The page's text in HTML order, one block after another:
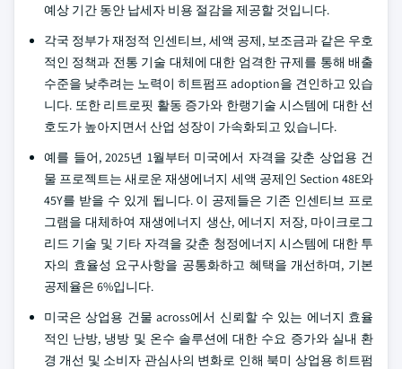
예상 기간 동안 납세자 비용 절감을 제공할 것입니다.
각국 정부가 재정적 인센티브, 세액 공제, 보조금과 같은 우호
적인 정책과 전통 기술 대체에 대한 엄격한 규제를 통해 배출
수준을 낮추려는 노력이 히트펌프 adoption을 견인하고 있습
니다. 또한 리트로핏 활동 증가와 한랭기술 시스템에 대한 선
호도가 높아지면서 산업 성장이 가속화되고 있습니다.
예를 들어, 2025년 1월부터 미국에서 자격을 갖춘 상업용 건
물 프로젝트는 새로운 재생에너지 세액 공제인 Section 48E와
45Y를 받을 수 있게 됩니다. 이 공제들은 기존 인센티브 프로
그램을 대체하여 재생에너지 생산, 에너지 저장, 마이크로그
리드 기술 및 기타 자격을 갖춘 청정에너지 시스템에 대한 투
자의 효율성 요구사항을 공통화하고 혜택을 개선하며, 기본
공제율은 6%입니다.
미국은 상업용 건물 across에서 신뢰할 수 있는 에너지 효율
적인 난방, 냉방 및 온수 솔루션에 대한 수요 증가와 실내 환
경 개선 및 소비자 관심사의 변화로 인해 북미 상업용 히트펌